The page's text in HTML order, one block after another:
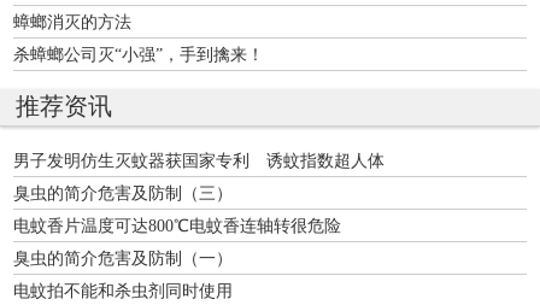
蟑螂消灭的方法
杀蟑螂公司灭“小强”，手到擒来！
推荐资讯
男子发明仿生灭蚊器获国家专利 诱蚊指数超人体
臭虫的简介危害及防制（三）
电蚊香片温度可达800℃电蚊香连轴转很危险
臭虫的简介危害及防制（一）
电蚊拍不能和杀虫剂同时使用